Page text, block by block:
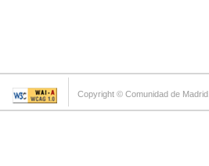
Copyright © Comunidad de Madrid.